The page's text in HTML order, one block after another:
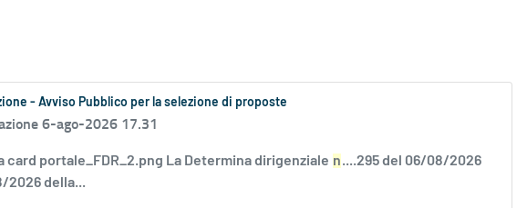
- Avviso Pubblico per la selezione di proposte
6-ago-2026 17.31
card portale_FDR_2.png La Determina dirigenziale n....295 del 06/08/2026
2026 della...